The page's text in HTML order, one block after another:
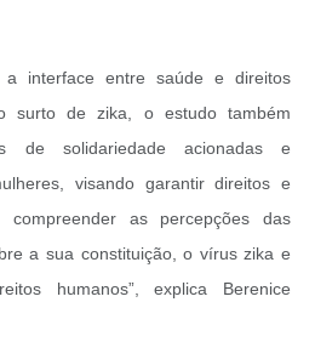
a interface entre saúde e direitos
surto de zika, o estudo também
de solidariedade acionadas e
visando garantir direitos e
as percepções das
a sua constituição, o vírus zika e
humanos”, explica Berenice